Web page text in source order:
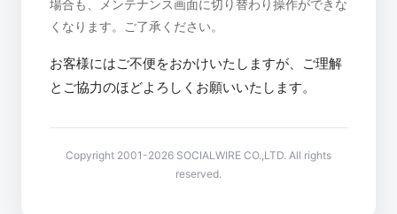
場合も、メンテナンス画面に切り替わり操作ができな
くなります。ご了承ください。
お客様にはご不便をおかけいたしますが、ご理解
とご協力のほどよろしくお願いいたします。
Copyright 2001-2026 SOCIALWIRE CO.,LTD. All rights
reserved.